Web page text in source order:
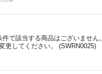
件で該当する商品はございません。
更してください。 (SWRN0025)